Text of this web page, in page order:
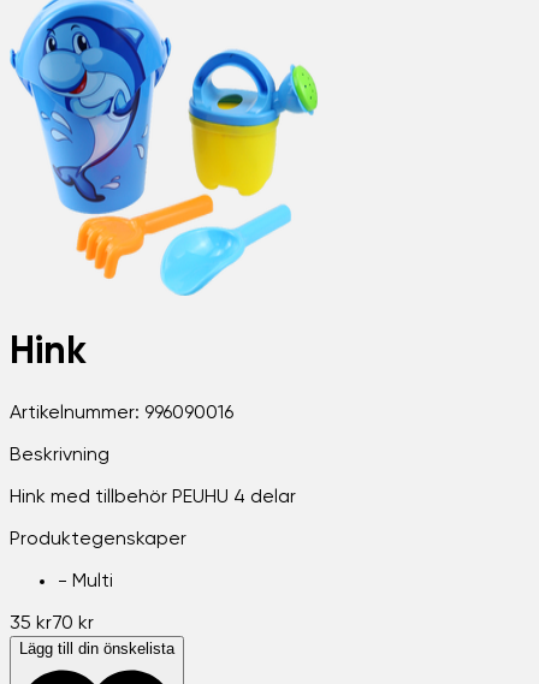
Hink
Artikelnummer: 996090016
Beskrivning
Hink med tillbehör PEUHU 4 delar
Produktegenskaper
- Multi
35 kr70 kr
Lägg till din önskelista